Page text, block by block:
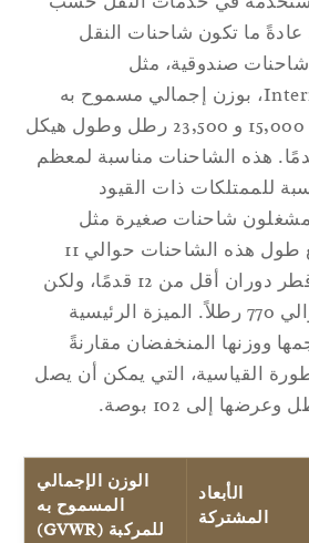
ما تكون شاحنات النقل
من فئة 4-5 شاحنات صندوقية، مثل
International CV-Series، بوزن إجمالي مسموح به
(GVWR) يتراوح بين 15,000 و 23,500 رطل وطول هيكل
20 و 28 قدمًا. هذه الشاحنات مناسبة لمعظم
ذات القيود
شاحنات صغيرة مثل
مركبات فئة Kei. يبلغ طول هذه الشاحنات حوالي 11
قدمًا فقط مع نصف قطر دوران أقل من 12 قدمًا، ولكن
حمولتها محدودة بحوالي 770 رطلاً. الميزة الرئيسية
المنخفضان مقارنةً
التي يمكن أن يصل
الأبعاد
المشتركة
الوزن الإجمالي
المسموح به
للمركبة (GVWR)